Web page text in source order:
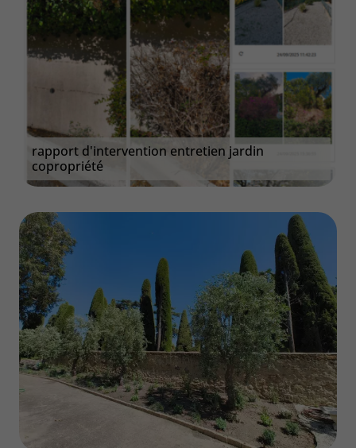
rapport d'intervention entretien jardin
copropriété